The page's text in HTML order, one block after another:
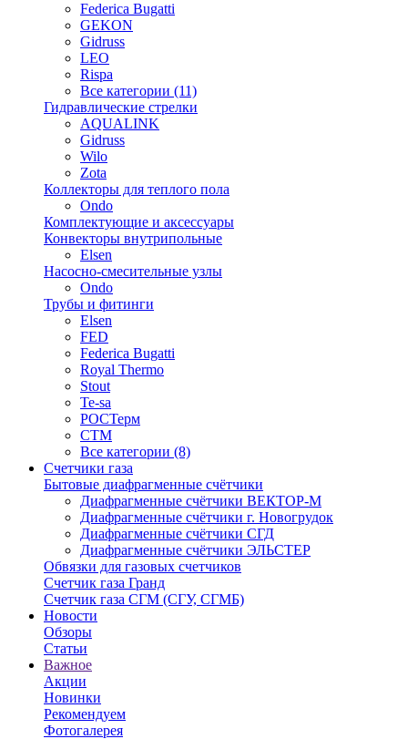
Federica Bugatti
GEKON
Gidruss
LEO
Rispa
Все категории (11)
Гидравлические стрелки
AQUALINK
Gidruss
Wilo
Zota
Коллекторы для теплого пола
Ondo
Комплектующие и аксессуары
Конвекторы внутрипольные
Elsen
Насосно-смесительные узлы
Ondo
Трубы и фитинги
Elsen
FED
Federica Bugatti
Royal Thermo
Stout
Te-sa
РОСТерм
СТМ
Все категории (8)
Счетчики газа
Бытовые диафрагменные счётчики
Диафрагменные счётчики ВЕКТОР-М
Диафрагменные счётчики г. Новогрудок
Диафрагменные счётчики СГД
Диафрагменные счётчики ЭЛЬСТЕР
Обвязки для газовых счетчиков
Счетчик газа Гранд
Счетчик газа СГМ (СГУ, СГМБ)
Новости
Обзоры
Статьи
Важное
Акции
Новинки
Рекомендуем
Фотогалерея